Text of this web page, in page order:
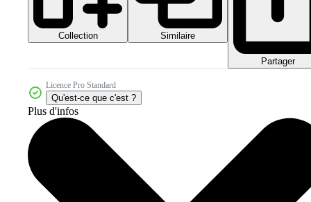
Collection Similaire
Partager
Licence Pro Standard
Qu'est-ce que c'est ?
Plus d'infos